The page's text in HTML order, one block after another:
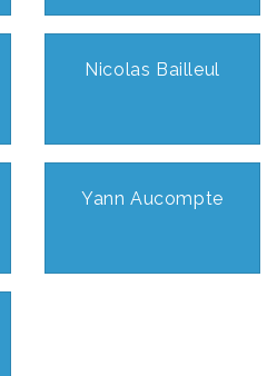
Nicolas Bailleul
Yann Aucompte